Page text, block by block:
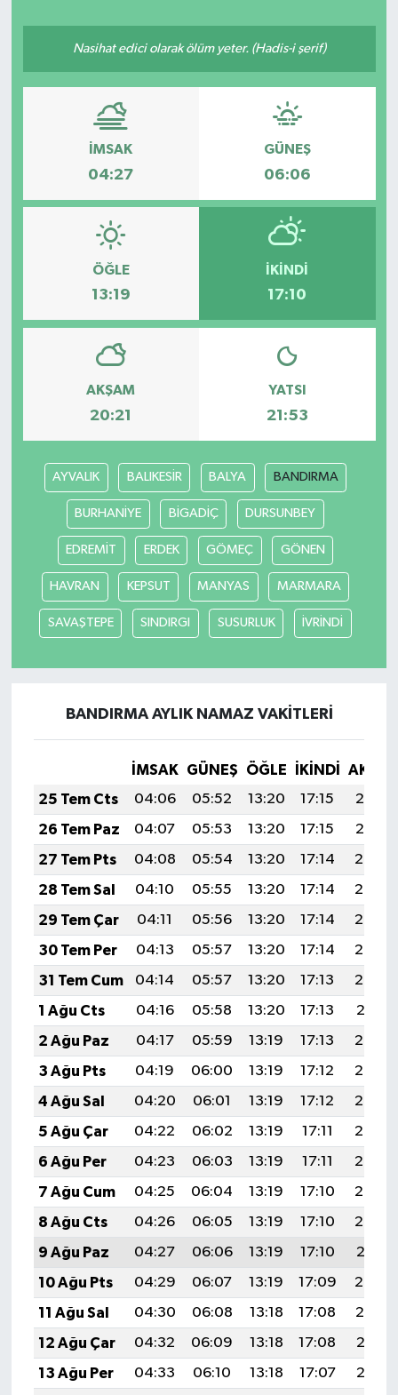
Nasihat edici olarak ölüm yeter. (Hadis-i şerif)
İMSAK
04:27
GÜNEŞ
06:06
ÖĞLE
13:19
İKINDI
17:10
AKŞAM
20:21
YATSI
21:53
AYVALIK BALIKESİR BALYA BANDIRMA
BURHANİYE BİGADİÇ DURSUNBEY
EDREMİT ERDEK GÖMEÇ GÖNEN
HAVRAN KEPSUT MANYAS MARMARA
SAVAŞTEPE SINDIRGI SUSURLUK İVRİNDİ
BANDIRMA AYLIK NAMAZ VAKITLERI
İMSAK GÜNEŞ ÖĞLE İKINDI
25 Tem Cts
04:06 05:52 13:20 17:15
20:37
26 Tem Paz
04:07 05:53 13:20 17:15
20:37
27 Tem Pts
04:08 05:54 13:20 17:14
20:36
28 Tem Sal
04:10 05:55 13:20 17:14
20:35
29 Tem Çar
04:11 05:56 13:20 17:14
20:34
30 Tem Per
04:13 05:57 13:20 17:14
20:33
31 Tem Cum
04:14 05:57 13:20 17:13
20:32
1 Ağu Cts
04:16 05:58 13:20 17:13
20:31
2 Ağu Paz
04:17 05:59 13:19 17:13
20:30
3 Ağu Pts
04:19 06:00 13:19 17:12
20:29
4 Ağu Sal
04:20 06:01 13:19 17:12
20:27
5 Ağu Çar
04:22 06:02 13:19 17:11
20:26
6 Ağu Per
04:23 06:03 13:19 17:11
20:25
7 Ağu Cum
04:25 06:04 13:19 17:10
20:24
8 Ağu Cts
04:26 06:05 13:19 17:10
20:23
9 Ağu Paz
04:27 06:06 13:19 17:10
20:21
10 Ağu Pts
04:29 06:07 13:19 17:09
20:20
11 Ağu Sal
04:30 06:08 13:18 17:08
20:19
12 Ağu Çar
04:32 06:09 13:18 17:08
20:18
13 Ağu Per
04:33 06:10 13:18 17:07
20:16
Eleman
Emlak
Gündem
İlçe Haberleri
Kültür & Sanat
Magazin
Resmi İlanlar
Sağlık
Seri İlan
Siyaset
Sokak Hayvanlarını Sahiplendirme
Sonsöz Özel
Vasıta
Yaşam